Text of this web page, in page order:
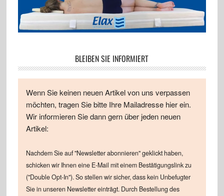
BLEIBEN SIE INFORMIERT
Wenn Sie keinen neuen Artikel von uns verpassen
möchten, tragen Sie bitte Ihre Mailadresse hier ein.
Wir informieren Sie dann gern über jeden neuen
Artikel:
Nachdem Sie auf "Newsletter abonnieren" geklickt haben,
schicken wir Ihnen eine E-Mail mit einem Bestätigungslink zu
("Double Opt-In"). So stellen wir sicher, dass kein Unbefugter
Sie in unseren Newsletter einträgt. Durch Bestellung des